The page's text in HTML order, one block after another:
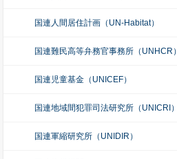
国連人間居住計画（UN-Habitat）
国連難民高等弁務官事務所（UNHCR）
国連児童基金（UNICEF）
国連地域間犯罪司法研究所（UNICRI）
国連軍縮研究所（UNIDIR）